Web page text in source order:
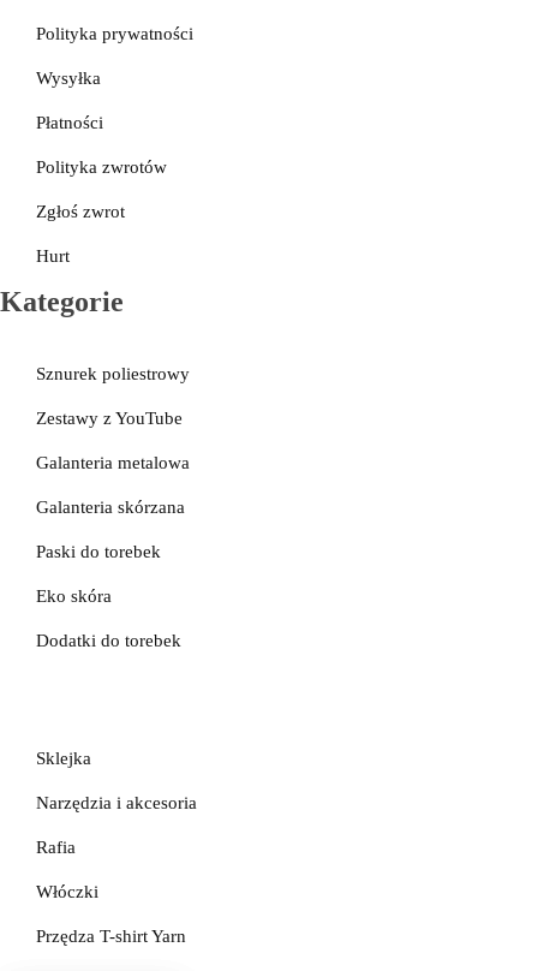
Polityka prywatności
Wysyłka
Płatności
Polityka zwrotów
Zgłoś zwrot
Hurt
Kategorie
Sznurek poliestrowy
Zestawy z YouTube
Galanteria metalowa
Galanteria skórzana
Paski do torebek
Eko skóra
Dodatki do torebek
Sklejka
Narzędzia i akcesoria
Rafia
Włóczki
Przędza T-shirt Yarn